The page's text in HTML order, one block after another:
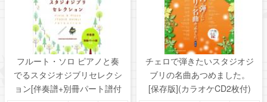
フルート・ソロ ピアノと奏
でるスタジオジブリセレクシ
ョン[伴奏譜+別冊パート譜付
チェロで弾きたいスタジオジ
ブリの名曲あつめました。
[保存版](カラオケCD2枚付)